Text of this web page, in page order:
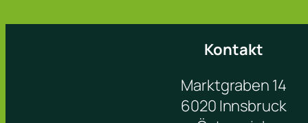
Kontakt
Marktgraben 14
6020 Innsbruck